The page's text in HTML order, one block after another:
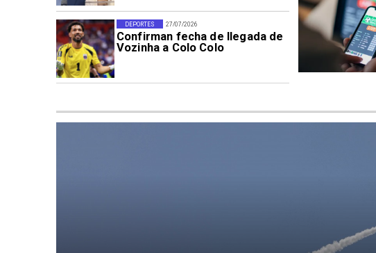
27/07/2026
Confirman fecha de llegada de
Vozinha a Colo Colo
DEPORTES